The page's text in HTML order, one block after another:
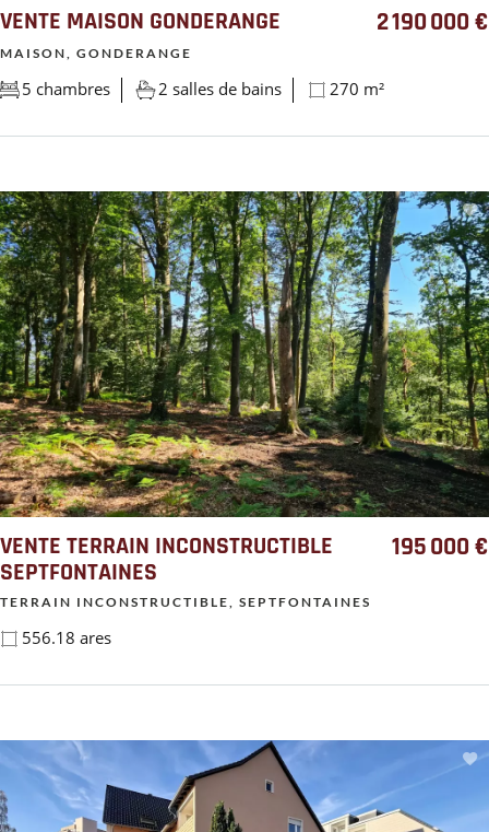
VENTE MAISON GONDERANGE 2 190 000 €
MAISON, GONDERANGE
5 chambres 2 salles de bains 270 m²
VENTE TERRAIN INCONSTRUCTIBLE
SEPTFONTAINES
195 000 €
TERRAIN INCONSTRUCTIBLE, SEPTFONTAINES
556.18 ares